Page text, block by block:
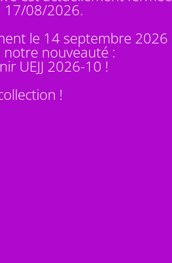
08/2026.
le 14 septembre 2026
nouveauté :
UEJJ 2026-10 !
!